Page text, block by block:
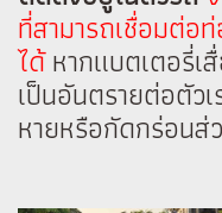
ที่สามารถเชื่อมต่อ
ได้หากแบตเตอรี่เ
เป็นอันตรายต่อตัวเ
หายหรือกัดกร่อนส่